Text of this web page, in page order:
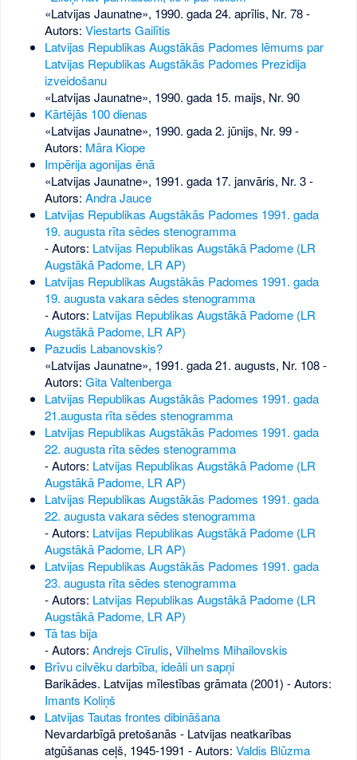
«Latvijas Jaunatne», 1990. gada 24. aprīlis, Nr. 78-
Autors: Viestarts Gailītis
Latvijas Republikas Augstākās Padomes lēmums par
Latvijas Republikas Augstākās Padomes Prezidija
izveidošanu
«Latvijas Jaunatne», 1990. gada 15. maijs, Nr. 90
Kārtējās 100 dienas
«Latvijas Jaunatne», 1990. gada 2. jūnijs, Nr. 99-
Autors: Māra Kiope
Impērija agonijas ēnā
«Latvijas Jaunatne», 1991. gada 17. janvāris, Nr. 3-
Autors: Andra Jauce
Latvijas Republikas Augstākās Padomes 1991. gada
19. augusta rīta sēdes stenogramma
- Autors: Latvijas Republikas Augstākā Padome (LR
Augstākā Padome, LR AP)
Latvijas Republikas Augstākās Padomes 1991. gada
19. augusta vakara sēdes stenogramma
- Autors: Latvijas Republikas Augstākā Padome (LR
Augstākā Padome, LR AP)
Pazudis Labanovskis?
«Latvijas Jaunatne», 1991. gada 21. augusts, Nr. 108-
Autors: Gita Valtenberga
Latvijas Republikas Augstākās Padomes 1991. gada
21.augusta rīta sēdes stenogramma
Latvijas Republikas Augstākās Padomes 1991. gada
22. augusta rīta sēdes stenogramma
- Autors: Latvijas Republikas Augstākā Padome (LR
Augstākā Padome, LR AP)
Latvijas Republikas Augstākās Padomes 1991. gada
22. augusta vakara sēdes stenogramma
- Autors: Latvijas Republikas Augstākā Padome (LR
Augstākā Padome, LR AP)
Latvijas Republikas Augstākās Padomes 1991. gada
23. augusta rīta sēdes stenogramma
- Autors: Latvijas Republikas Augstākā Padome (LR
Augstākā Padome, LR AP)
Tā tas bija
- Autors: Andrejs Cīrulis, Vilhelms Mihailovskis
Brīvu cilvēku darbība, ideāli un sapņi
Barikādes. Latvijas mīlestības grāmata (2001) - Autors:
Imants Koliņš
Latvijas Tautas frontes dibināšana
Nevardarbīgā pretošanās - Latvijas neatkarības
atgūšanas ceļš, 1945-1991 - Autors: Valdis Blūzma